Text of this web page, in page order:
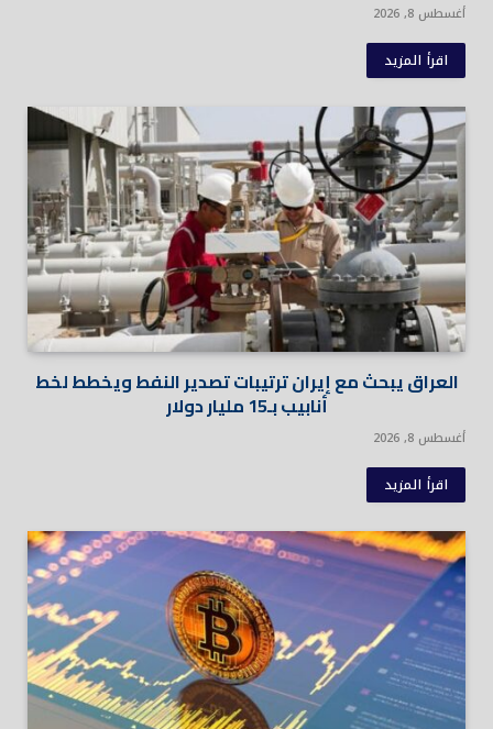
أغسطس 8, 2026
اقرأ المزيد
العراق يبحث مع إيران ترتيبات تصدير النفط ويخطط لخط
أنابيب بـ15 مليار دولار
أغسطس 8, 2026
اقرأ المزيد